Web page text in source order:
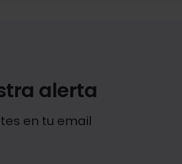
alerta
en tu email